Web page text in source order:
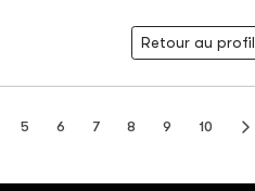
Retour au profil
5 6 7 8 9 10